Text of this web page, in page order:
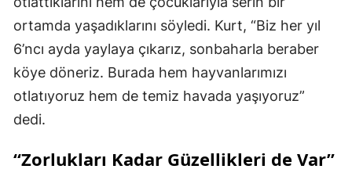
ortamda yaşadıklarını söyledi. Kurt, “Biz her yıl
6’ncı ayda yaylaya çıkarız, sonbaharla beraber
köye döneriz. Burada hem hayvanlarımızı
otlatıyoruz hem de temiz havada yaşıyoruz”
dedi.
“Zorlukları Kadar Güzellikleri de Var”